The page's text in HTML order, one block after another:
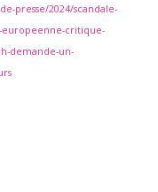
presse/2024/scandale-
europeenne-critique-
demande-un-